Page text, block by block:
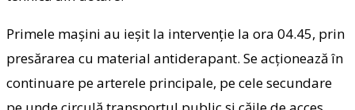
Primele mașini au ieșit la intervenție la ora 04.45, prin
presărarea cu material antiderapant. Se acţionează în
continuare pe arterele principale, pe cele secundare